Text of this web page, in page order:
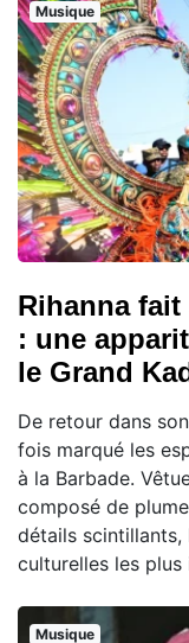
Musique
Rihanna
: une
le Grand
De retour dans
fois marqué les
à la Barbade.
composé de
détails scintillants,
culturelles les plus
Musique